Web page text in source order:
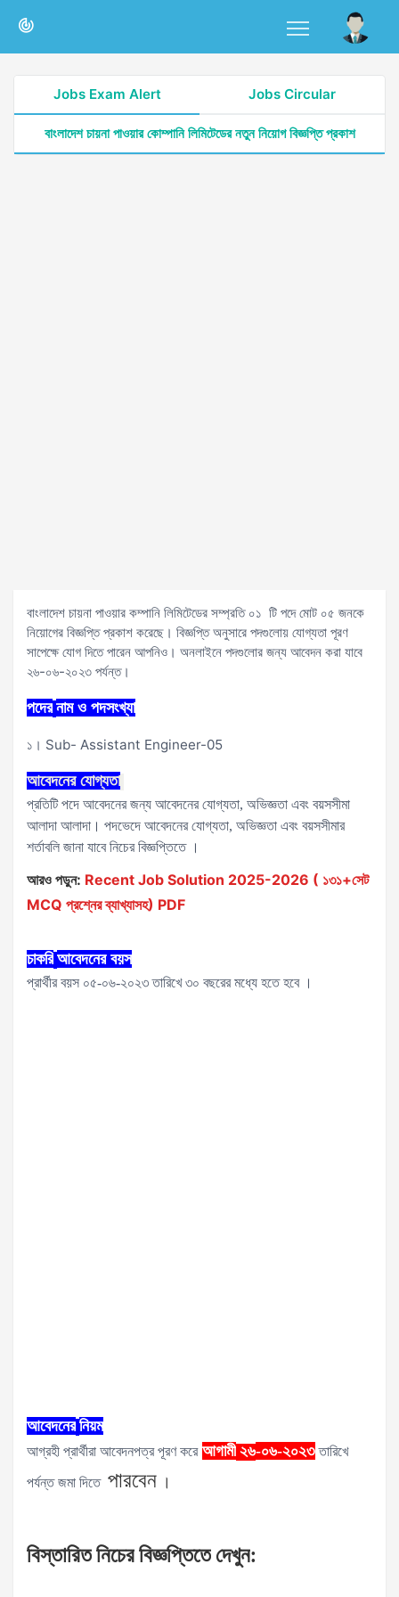
Jobs Exam Alert Jobs Circular
বাংলাদেশ চায়না পাওয়ার কোম্পানি লিমিটেডের নতুন নিয়োগ বিজ্ঞপ্তি প্রকাশ
বাংলাদেশ চায়না পাওয়ার কম্পানি লিমিটেডের সম্প্রতি ০১ টি পদে মোট ০৫ জনকে
নিয়োগের বিজ্ঞপ্তি প্রকাশ করেছে। বিজ্ঞপ্তি অনুসারে পদগুলোয় যোগ্যতা পূরণ
সাপেক্ষে যোগ দিতে পারেন আপনিও। অনলাইনে পদগুলোর জন্য আবেদন করা যাবে
২৬-০৬-২০২৩ পর্যন্ত।
পদের নাম ও পদসংখ্যা
১। Sub- Assistant Engineer-05
আবেদনের যোগ্যতা
প্রতিটি পদে আবেদনের জন্য আবেদনের যোগ্যতা, অভিজ্ঞতা এবং বয়সসীমা
আলাদা আলাদা। পদভেদে আবেদনের যোগ্যতা, অভিজ্ঞতা এবং বয়সসীমার
শর্তাবলি জানা যাবে নিচের বিজ্ঞপ্তিতে ।
আরও পড়ুন: Recent Job Solution 2025-2026 ( ১৩১+সেট
MCQ প্রশ্নের ব্যাখ্যাসহ) PDF
চাকরি আবেদনের বয়স
প্রার্থীর বয়স ০৫-০৬-২০২৩ তারিখে ৩০ বছরের মধ্যে হতে হবে ।
আবেদনের নিয়ম
আগ্রহী প্রার্থীরা আবেদনপত্র পূরণ করে আগামী ২৬-০৬-২০২৩ তারিখে
পর্যন্ত জমা দিতে পারবেন ।
বিস্তারিতনিচেরবিজ্ঞপ্তিতে দেখুন: